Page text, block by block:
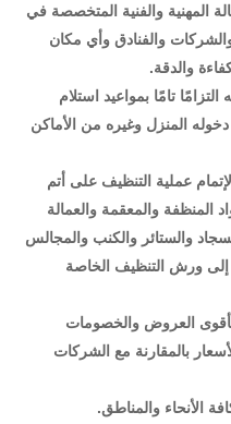
المهنية والفنية المتخصصة في
والفنادق وأي مكان
والدقة.
تامًا بمواعيد استلام
المنزل وغيره من الأماكن
عملية التنظيف على أتم
المنظفة والمعقمة والعمالة
والستائر والكنب والمجالس
إلى ورش التنظيف الخاصة
العروض والخصومات
بالمقارنة مع الشركات
الأنحاء والمناطق.